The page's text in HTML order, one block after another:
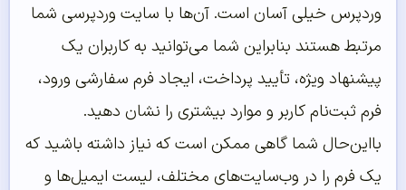
وردپرس خیلی آسان است. آن‌ها با سایت وردپرسی شما
مرتبط هستند بنابراین شما می‌توانید به کاربران یک
پیشنهاد ویژه، تأیید پرداخت، ایجاد فرم سفارشی ورود،
فرم ثبت‌نام کاربر و موارد بیشتری را نشان دهید.
بااین‌حال شما گاهی ممکن است که نیاز داشته باشید که
یک فرم را در وب‌سایت‌های مختلف، لیست ایمیل‌ها و